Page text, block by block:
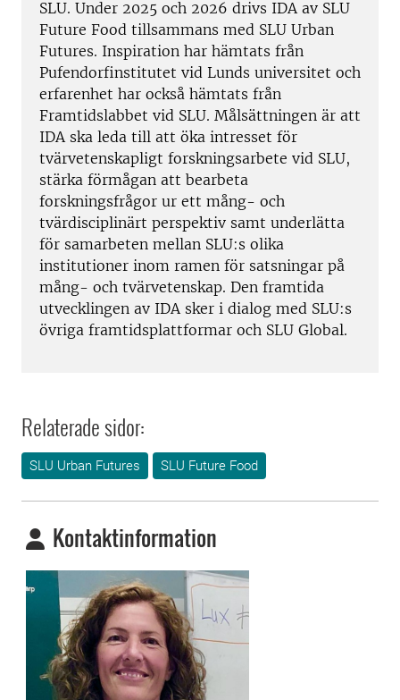
SLU. Under 2025 och 2026 drivs IDA av SLU
Future Food tillsammans med SLU Urban
Futures. Inspiration har hämtats från
Pufendorfinstitutet vid Lunds universitet och
erfarenhet har också hämtats från
Framtidslabbet vid SLU. Målsättningen är att
IDA ska leda till att öka intresset för
tvärvetenskapligt forskningsarbete vid SLU,
stärka förmågan att bearbeta
forskningsfrågor ur ett mång- och
tvärdisciplinärt perspektiv samt underlätta
för samarbeten mellan SLU:s olika
institutioner inom ramen för satsningar på
mång- och tvärvetenskap. Den framtida
utvecklingen av IDA sker i dialog med SLU:s
övriga framtidsplattformar och SLU Global.
Relaterade sidor:
SLU Urban Futures SLU Future Food
Kontaktinformation